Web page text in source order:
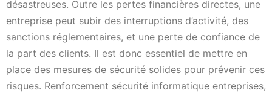
désastreuses. Outre les pertes financières directes, une
entreprise peut subir des interruptions d’activité, des
sanctions réglementaires, et une perte de confiance de
la part des clients. Il est donc essentiel de mettre en
place des mesures de sécurité solides pour prévenir ces
risques. Renforcement sécurité informatique entreprises,